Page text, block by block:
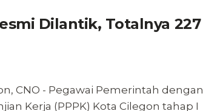
Dilantik, Totalnya 227
CNO - Pegawai Pemerintah dengan
Kerja (PPPK) Kota Cilegon tahap I